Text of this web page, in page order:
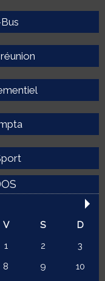
V S
D
1
2
3
8 9
10